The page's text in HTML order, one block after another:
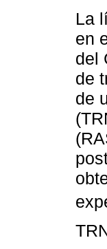
La
en
del
de
de